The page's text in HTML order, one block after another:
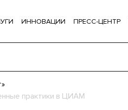
ИННОВАЦИИ ПРЕСС-ЦЕНТР
практики в ЦИАМ